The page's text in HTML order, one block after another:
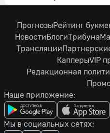
ПрогнозыРейтинг
НовостиБлогиТрибуна
Трансляции
КапперыVIP
Редакционная
Наше приложение:
Мы в социальных сетях: